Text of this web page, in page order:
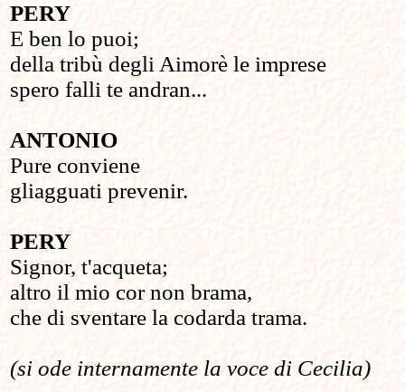
PERY
E ben lo puoi;
della tribù degli Aimorè le imprese
spero falli te andran...
ANTONIO
Pure conviene
gliagguati prevenir.
PERY
Signor, t'acqueta;
altro il mio cor non brama,
che di sventare la codarda trama.
(si ode internamente la voce di Cecilia)